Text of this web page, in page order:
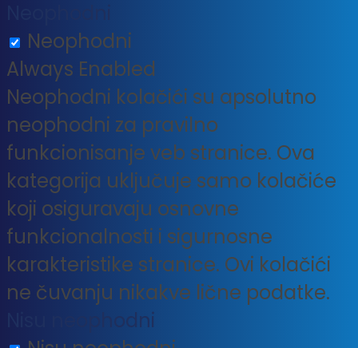
Neophodni
Always Enabled
Neophodni kolačići su apsolutno
neophodni za pravilno
funkcionisanje veb stranice. Ova
kategorija uključuje samo kolačiće
koji osiguravaju osnovne
funkcionalnosti i sigurnosne
karakteristike stranice. Ovi kolačići
ne čuvanju nikakve lične podatke.
Nisu neophodni